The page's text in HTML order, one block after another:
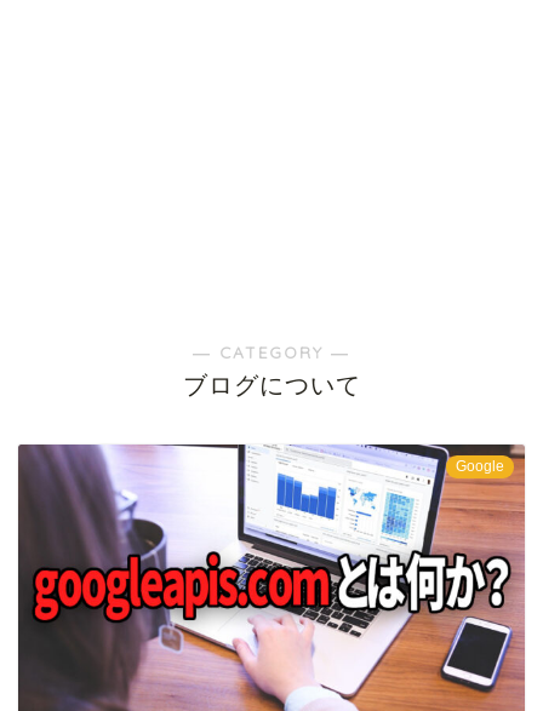
― CATEGORY ―
ブログについて
Google